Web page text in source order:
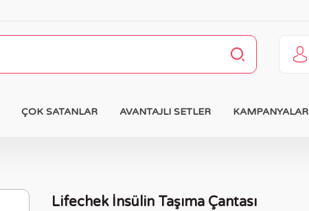
ÇOK SATANLAR AVANTAJLI SETLER KAMPANYALAR
Lifechek İnsülin Taşıma Çantası